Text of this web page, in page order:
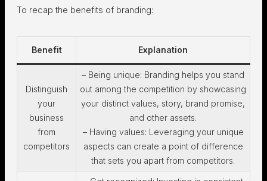
To recap the benefits of branding:
Benefit Explanation
Distinguish
your
business
from
competitors
– Being unique: Branding helps you stand
out among the competition by showcasing
your distinct values, story, brand promise,
and other assets.
– Having values: Leveraging your unique
aspects can create a point of difference
that sets you apart from competitors.